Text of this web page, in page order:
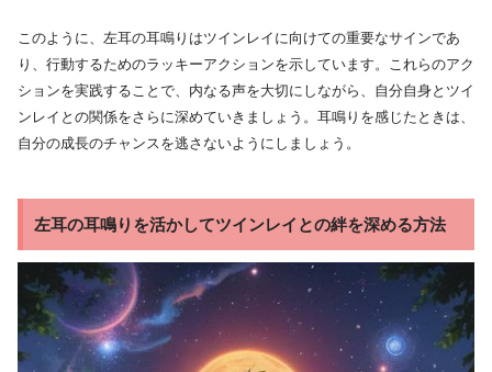
このように、左耳の耳鳴りはツインレイに向けての重要なサインであ
り、行動するためのラッキーアクションを示しています。これらのアク
ションを実践することで、内なる声を大切にしながら、自分自身とツイ
ンレイとの関係をさらに深めていきましょう。耳鳴りを感じたときは、
自分の成長のチャンスを逃さないようにしましょう。
左耳の耳鳴りを活かしてツインレイとの絆を深める方法